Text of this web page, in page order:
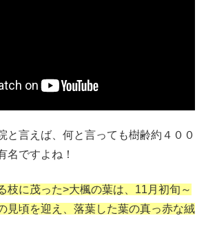
と言えば、何と言っても樹齢約４００
名ですよね！
枝に茂った>大楓の葉は、11月初旬～
見頃を迎え、落葉した葉の真っ赤な絨